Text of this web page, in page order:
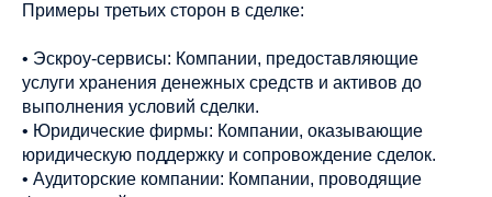
Примеры третьих сторон в сделке:
• Эскроу-сервисы: Компании, предоставляющие
услуги хранения денежных средств и активов до
выполнения условий сделки.
• Юридические фирмы: Компании, оказывающие
юридическую поддержку и сопровождение сделок.
• Аудиторские компании: Компании, проводящие